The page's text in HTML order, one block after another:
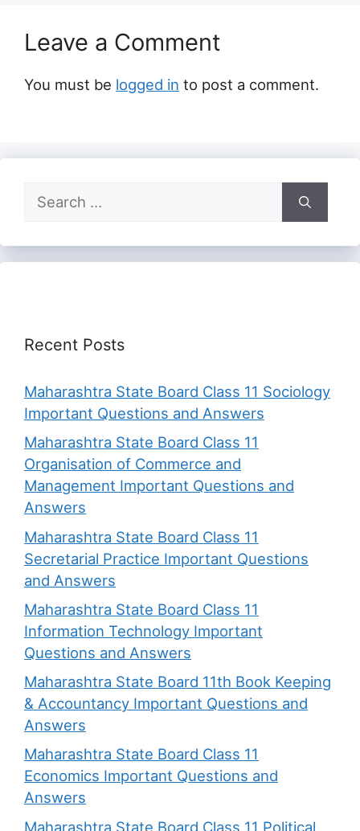
Leave a Comment
You must be logged in to post a comment.
Search
for:
Recent Posts
Maharashtra State Board Class 11 Sociology
Important Questions and Answers
Maharashtra State Board Class 11
Organisation of Commerce and
Management Important Questions and
Answers
Maharashtra State Board Class 11
Secretarial Practice Important Questions
and Answers
Maharashtra State Board Class 11
Information Technology Important
Questions and Answers
Maharashtra State Board 11th Book Keeping
& Accountancy Important Questions and
Answers
Maharashtra State Board Class 11
Economics Important Questions and
Answers
Maharashtra State Board Class 11 Political